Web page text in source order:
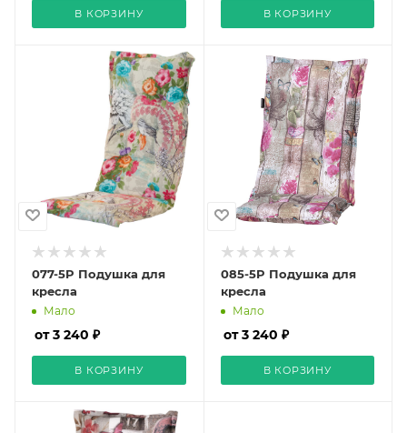
В КОРЗИНУ В КОРЗИНУ
077-5P Подушка для
кресла
Мало
от 3 240 ₽
В КОРЗИНУ
085-5P Подушка для
кресла
Мало
от 3 240 ₽
В КОРЗИНУ